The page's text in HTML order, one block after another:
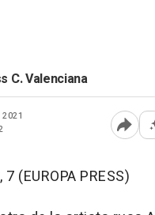
C. Valenciana
(EUROPA PRESS)